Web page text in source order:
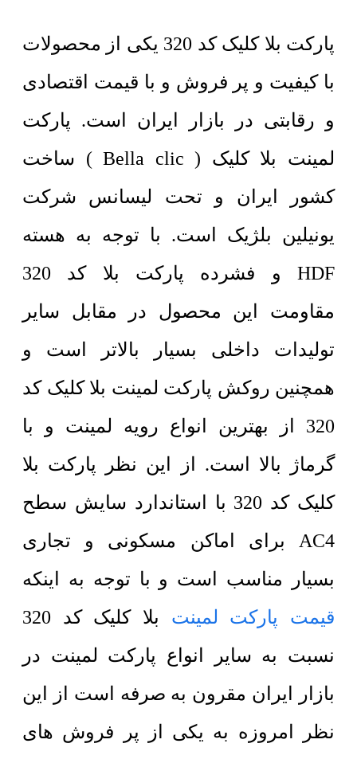
پارکت بلا کلیک کد 320 یکی از محصولات
با کیفیت و پر فروش و با قیمت اقتصادی
و رقابتی در بازار ایران است. پارکت
لمینت بلا کلیک ( Bella clic ) ساخت
کشور ایران و تحت لیسانس شرکت
یونیلین بلژیک است. با توجه به هسته
HDF و فشرده پارکت بلا کد 320
مقاومت این محصول در مقابل سایر
تولیدات داخلی بسیار بالاتر است و
همچنین روکش پارکت لمینت بلا کلیک کد
320 از بهترین انواع رویه لمینت و با
گرماژ بالا است. از این نظر پارکت بلا
کلیک کد 320 با استاندارد سایش سطح
AC4 برای اماکن مسکونی و تجاری
بسیار مناسب است و با توجه به اینکه
قیمت پارکت لمینت
بلا کلیک کد 320
نسبت به سایر انواع پارکت لمینت در
بازار ایران مقرون به صرفه است از این
نظر امروزه به یکی از پر فروش های